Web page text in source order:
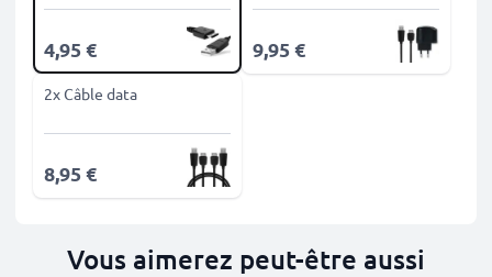
4,95 € 9,95 €
2x Câble data
8,95 €
Vous aimerez peut-être aussi